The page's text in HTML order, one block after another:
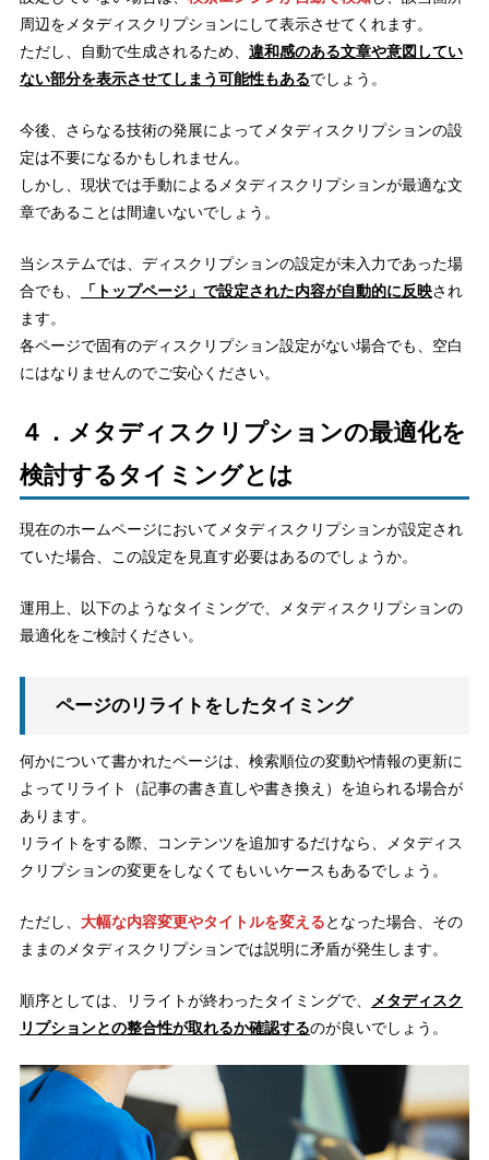
周辺をメタディスクリプションにして表示させてくれます。
ただし、自動で生成されるため、 違和感のある文章や意図してい
ない部分を表示させてしまう可能性もあるでしょう。
今後、さらなる技術の発展によってメタディスクリプションの設
定は不要になるかもしれません。
しかし、現状では手動によるメタディスクリプションが最適な文
章であることは間違いないでしょう。
当システムでは、ディスクリプションの設定が未入力であった場
合でも、
「トップページ」で設定された内容が自動的に反映され
ます。
各ページで固有のディスクリプション設定がない場合でも、空白
にはなりませんのでご安心ください。
４．メタディスクリプションの最適化を
検討するタイミングとは
現在のホームページにおいてメタディスクリプションが設定され
ていた場合、この設定を見直す必要はあるのでしょうか。
運用上、以下のようなタイミングで、メタディスクリプションの
最適化をご検討ください。
ページのリライトをしたタイミング
何かについて書かれたページは、検索順位の変動や情報の更新に
よってリライト（記事の書き直しや書き換え）を迫られる場合が
あります。
リライトをする際、コンテンツを追加するだけなら、メタディス
クリプションの変更をしなくてもいいケースもあるでしょう。
ただし、 大幅な内容変更やタイトルを変える となった場合、その
ままのメタディスクリプションでは説明に矛盾が発生します。
順序としては、リライトが終わったタイミングで、
メタディスク
リプションとの整合性が取れるか確認するのが良いでしょう。